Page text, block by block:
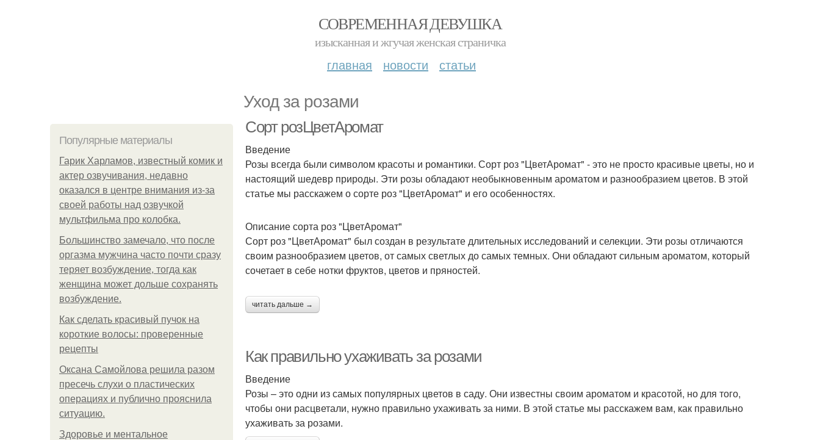
СОВРЕМЕННАЯ ДЕВУШКА
изысканная и жгучая женская страничка
главная новости статьи
Уход за розами
Популярные материалы
Гарик Харламов, известный комик и
актер озвучивания, недавно
оказался в центре внимания из-за
своей работы над озвучкой
мультфильма про колобка.
Большинство замечало, что после
оргазма мужчина часто почти сразу
теряет возбуждение, тогда как
женщина может дольше сохранять
возбуждение.
Как сделать красивый пучок на
короткие волосы: проверенные
рецепты
Оксана Самойлова решила разом
пресечь слухи о пластических
операциях и публично прояснила
ситуацию.
Здоровье и ментальное
Сорт розЦветАромат
Введение
Розы всегда были символом красоты и романтики. Сорт роз "ЦветАромат" - это не просто красивые цветы, но и
настоящий шедевр природы. Эти розы обладают необыкновенным ароматом и разнообразием цветов. В этой
статье мы расскажем о сорте роз "ЦветАромат" и его особенностях.
Описание сорта роз "ЦветАромат"
Сорт роз "ЦветАромат" был создан в результате длительных исследований и селекции. Эти розы отличаются
своим разнообразием цветов, от самых светлых до самых темных. Они обладают сильным ароматом, который
сочетает в себе нотки фруктов, цветов и пряностей.
читать дальше →
Как правильно ухаживать за розами
Введение
Розы – это одни из самых популярных цветов в саду. Они известны своим ароматом и красотой, но для того,
чтобы они расцветали, нужно правильно ухаживать за ними. В этой статье мы расскажем вам, как правильно
ухаживать за розами.